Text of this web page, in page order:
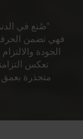
"صُنع في
فهي تضمن
الجودة
تعكس
متجذرة بعمق